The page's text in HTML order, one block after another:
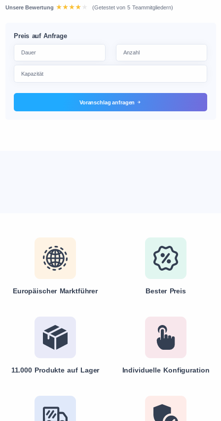
Unsere Bewertung (Getestet von 5 Teammitgliedern)
Preis auf Anfrage
Voranschlag anfragen
Europäischer Marktführer Bester Preis
11.000 Produkte auf Lager Individuelle Konfiguration